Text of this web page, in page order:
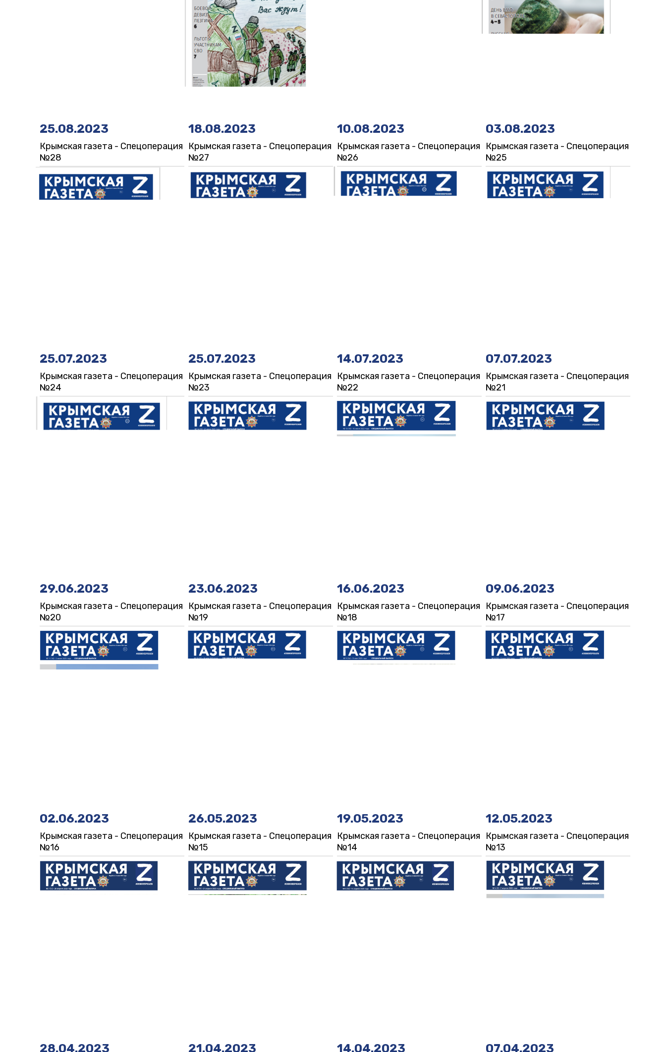
25.08.2023
Крымская газета - Спецоперация
№28
18.08.2023
Крымская газета - Спецоперация
№27
10.08.2023
Крымская газета - Спецоперация
№26
03.08.2023
Крымская газета - Спецоперация
№25
25.07.2023
Крымская газета - Спецоперация
№24
25.07.2023
Крымская газета - Спецоперация
№23
14.07.2023
Крымская газета - Спецоперация
№22
07.07.2023
Крымская газета - Спецоперация
№21
29.06.2023
Крымская газета - Спецоперация
№20
23.06.2023
Крымская газета - Спецоперация
№19
16.06.2023
Крымская газета - Спецоперация
№18
09.06.2023
Крымская газета - Спецоперация
№17
02.06.2023
Крымская газета - Спецоперация
№16
26.05.2023
Крымская газета - Спецоперация
№15
19.05.2023
Крымская газета - Спецоперация
№14
12.05.2023
Крымская газета - Спецоперация
№13
28.04.2023 21.04.2023 14.04.2023 07.04.2023